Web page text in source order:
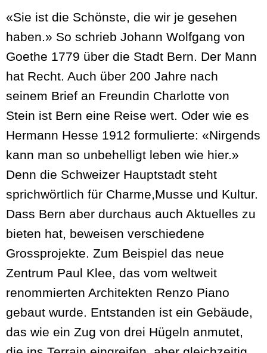
«Sie ist die Schönste, die wir je gesehen
haben.» So schrieb Johann Wolfgang von
Goethe 1779 über die Stadt Bern. Der Mann
hat Recht. Auch über 200 Jahre nach
seinem Brief an Freundin Charlotte von
Stein ist Bern eine Reise wert. Oder wie es
Hermann Hesse 1912 formulierte: «Nirgends
kann man so unbehelligt leben wie hier.»
Denn die Schweizer Hauptstadt steht
sprichwörtlich für Charme,Musse und Kultur.
Dass Bern aber durchaus auch Aktuelles zu
bieten hat, beweisen verschiedene
Grossprojekte. Zum Beispiel das neue
Zentrum Paul Klee, das vom weltweit
renommierten Architekten Renzo Piano
gebaut wurde. Entstanden ist ein Gebäude,
das wie ein Zug von drei Hügeln anmutet,